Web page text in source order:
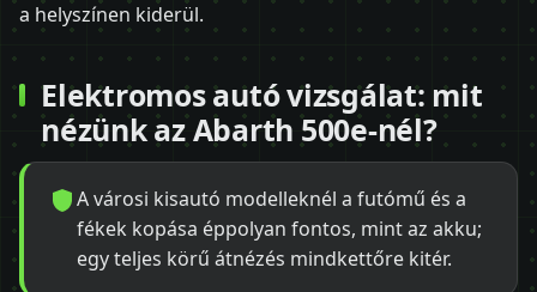
a helyszínen kiderül.
Elektromos autó vizsgálat: mit
nézünk az Abarth 500e-nél?
A városi kisautó modelleknél a futómű és a
fékek kopása éppolyan fontos, mint az akku;
egy teljes körű átnézés mindkettőre kitér.